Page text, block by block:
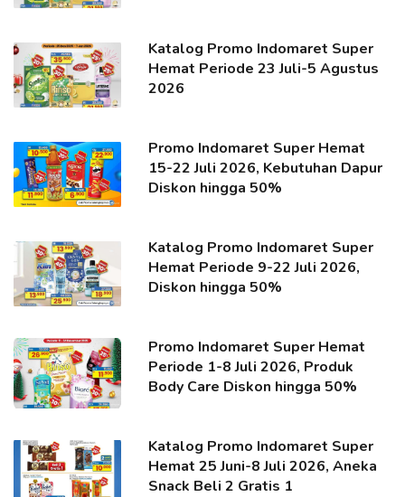
Katalog Promo Indomaret Super
Hemat Periode 23 Juli-5 Agustus
2026
Promo Indomaret Super Hemat
15-22 Juli 2026, Kebutuhan Dapur
Diskon hingga 50%
Katalog Promo Indomaret Super
Hemat Periode 9-22 Juli 2026,
Diskon hingga 50%
Promo Indomaret Super Hemat
Periode 1-8 Juli 2026, Produk
Body Care Diskon hingga 50%
Katalog Promo Indomaret Super
Hemat 25 Juni-8 Juli 2026, Aneka
Snack Beli 2 Gratis 1